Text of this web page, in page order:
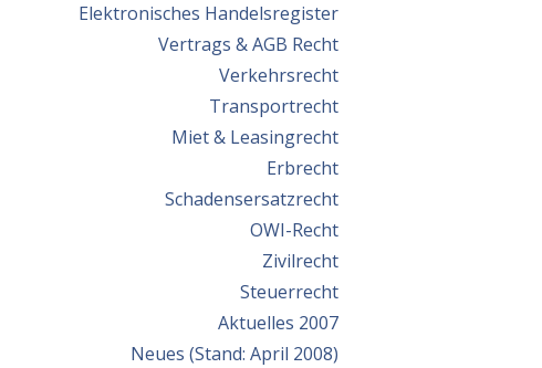
Elektronisches Handelsregister
Vertrags & AGB Recht
Verkehrsrecht
Transportrecht
Miet & Leasingrecht
Erbrecht
Schadensersatzrecht
OWI-Recht
Zivilrecht
Steuerrecht
Aktuelles 2007
Neues (Stand: April 2008)